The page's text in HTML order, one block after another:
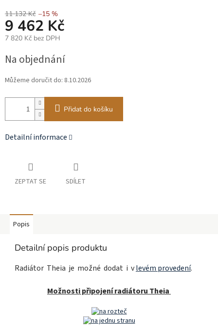
11 132 Kč –15 %
9 462 Kč
7 820 Kč bez DPH
cena:
Na objednání
Můžeme doručit do: 8.10.2026
Přidat do košíku
Detailní informace
ZEPTAT SE SDÍLET
Popis
Detailní popis produktu
Radiátor Theia je možné dodat i vlevém provedení.
Možnosti připojení radiátoru Theia